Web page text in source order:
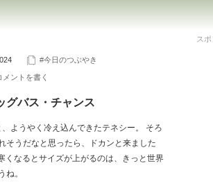
#今日のつぶやき
メントを書く
グバス・チャンス
ようやく冷え込んできたテネシー。 そろ
そうだなと思ったら、ドカンと来ました
くなるとサイズが上がるのは、きっと世界
ね。
ス